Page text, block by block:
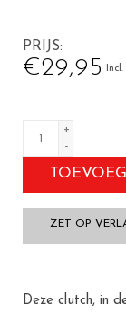
PRIJS
€29,95
+
-
ZET OP
Deze clutch, in